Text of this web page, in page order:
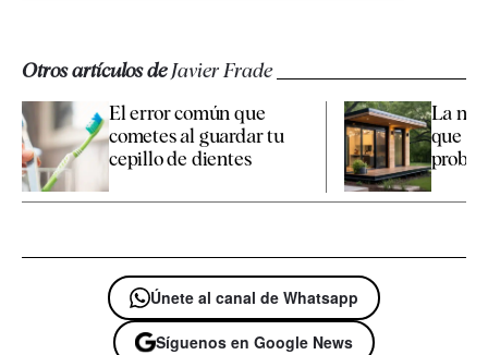
Otros artículos deJavier Frade
El error común que
cometes al guardar tu
cepillo de dientes
La
que
Únete al canal de Whatsapp
Síguenos en Google News